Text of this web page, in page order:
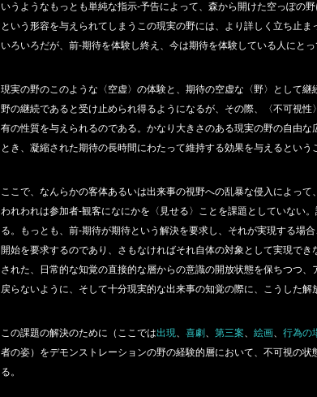
いうようなもっとも単純な指示‐予告によって、森から開けた空っぽの
という形容を与えられてしまうこの現実の野には、より詳しく立ち止
いろいろだが、前‐期待を体験し終え、今は期待を体験している人にと
現実の野のこのような〈空虚〉の体験と、期待の空虚な〈野〉として
野の継続であると受け止められ得るようになるが、その際、〈不可視
有の性質を与えられるのである。かなり大きさのある現実の野の自由
とき、凝縮された期待の長時間にわたって維持する効果を与えるという
ここで、なんらかの客体あるいは出来事の視野への乱暴な侵入によっ
われわれは参加者‐観客になにかを〈見せる〉ことを課題としていない
る。もっとも、前‐期待が期待という解決を要求し、それが実現する場
開始を要求するのであり、さもなければそれ自体の対象として実現で
された、日常的な知覚の直接的な層からの意識の開放状態を保ちつつ
戻らないように、そして十分現実的な出来事の知覚の際に、こうした
この課題の解決のために（ここでは出現、 喜劇 、 第三案、 絵画、 行為の
者の姿）をデモンストレーションの野の経験的層において、不可視の
る。